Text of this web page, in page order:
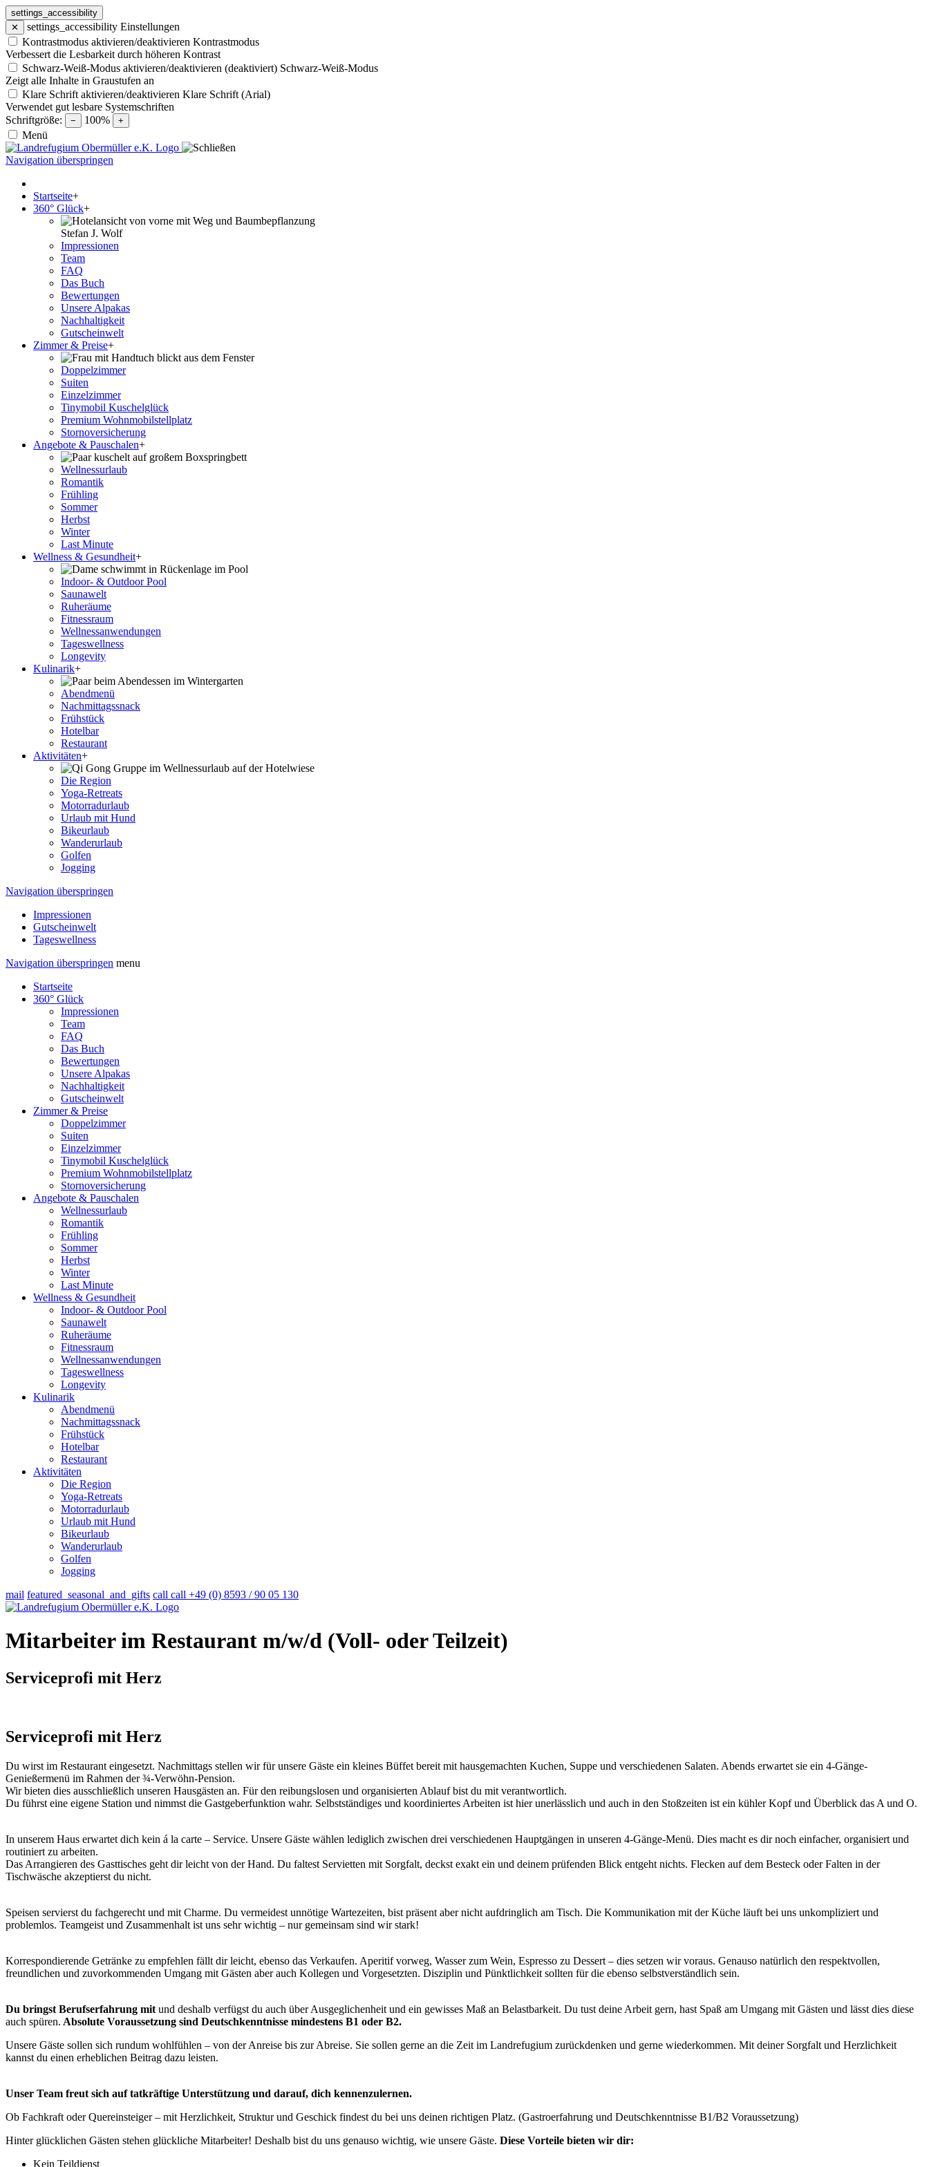
settings_accessibility
✕
settings_accessibility Einstellungen
Kontrastmodus aktivieren/deaktivieren Kontrastmodus
Verbessert die Lesbarkeit durch höheren Kontrast
Schwarz-Weiß-Modus aktivieren/deaktivieren (deaktiviert) Schwarz-Weiß-Modus
Zeigt alle Inhalte in Graustufen an
Klare Schrift aktivieren/deaktivieren Klare Schrift (Arial)
Verwendet gut lesbare Systemschriften
Schriftgröße:
− 100% +
Menü
Navigation überspringen
Startseite+
360° Glück+
Stefan J. Wolf
Impressionen
Team
FAQ
Das Buch
Bewertungen
Unsere Alpakas
Nachhaltigkeit
Gutscheinwelt
Zimmer & Preise+
Doppelzimmer
Suiten
Einzelzimmer
Tinymobil Kuschelglück
Premium Wohnmobilstellplatz
Stornoversicherung
Angebote & Pauschalen+
Wellnessurlaub
Romantik
Frühling
Sommer
Herbst
Winter
Last Minute
Wellness & Gesundheit+
Indoor- & Outdoor Pool
Saunawelt
Ruheräume
Fitnessraum
Wellness­anwendungen
Tageswellness
Longevity
Kulinarik+
Abendmenü
Nachmittagssnack
Frühstück
Hotelbar
Restaurant
Aktivitäten+
Die Region
Yoga-Retreats
Motorradurlaub
Urlaub mit Hund
Bikeurlaub
Wanderurlaub
Golfen
Jogging
Navigation überspringen
Impressionen
Gutscheinwelt
Tageswellness
Navigation überspringen menu
Startseite
360° Glück
Impressionen
Team
FAQ
Das Buch
Bewertungen
Unsere Alpakas
Nachhaltigkeit
Gutscheinwelt
Zimmer & Preise
Doppelzimmer
Suiten
Einzelzimmer
Tinymobil Kuschelglück
Premium Wohnmobilstellplatz
Stornoversicherung
Angebote & Pauschalen
Wellnessurlaub
Romantik
Frühling
Sommer
Herbst
Winter
Last Minute
Wellness & Gesundheit
Indoor- & Outdoor Pool
Saunawelt
Ruheräume
Fitnessraum
Wellness­anwendungen
Tageswellness
Longevity
Kulinarik
Abendmenü
Nachmittagssnack
Frühstück
Hotelbar
Restaurant
Aktivitäten
Die Region
Yoga-Retreats
Motorradurlaub
Urlaub mit Hund
Bikeurlaub
Wanderurlaub
Golfen
Jogging
mail featured_seasonal_and_gifts call call +49 (0) 8593 / 90 05 130
Mitarbeiter im Restaurant m/w/d (Voll- oder Teilzeit)
Serviceprofi mit Herz
Serviceprofi mit Herz
Du wirst im Restaurant eingesetzt. Nachmittags stellen wir für unsere Gäste ein kleines Büffet bereit mit hausgemachten Kuchen, Suppe und verschiedenen Salaten. Abends erwartet sie ein 4-Gänge-
Genießermenü im Rahmen der ¾-Verwöhn-Pension.
Wir bieten dies ausschließlich unseren Hausgästen an. Für den reibungslosen und organisierten Ablauf bist du mit verantwortlich.
Du führst eine eigene Station und nimmst die Gastgeberfunktion wahr. Selbstständiges und koordiniertes Arbeiten ist hier unerlässlich und auch in den Stoßzeiten ist ein kühler Kopf und Überblick das A und O.
In unserem Haus erwartet dich kein á la carte – Service. Unsere Gäste wählen lediglich zwischen drei verschiedenen Hauptgängen in unseren 4-Gänge-Menü. Dies macht es dir noch einfacher, organisiert und
routiniert zu arbeiten.
Das Arrangieren des Gasttisches geht dir leicht von der Hand. Du faltest Servietten mit Sorgfalt, deckst exakt ein und deinem prüfenden Blick entgeht nichts. Flecken auf dem Besteck oder Falten in der
Tischwäsche akzeptierst du nicht.
Speisen servierst du fachgerecht und mit Charme. Du vermeidest unnötige Wartezeiten, bist präsent aber nicht aufdringlich am Tisch. Die Kommunikation mit der Küche läuft bei uns unkompliziert und
problemlos. Teamgeist und Zusammenhalt ist uns sehr wichtig – nur gemeinsam sind wir stark!
Korrespondierende Getränke zu empfehlen fällt dir leicht, ebenso das Verkaufen. Aperitif vorweg, Wasser zum Wein, Espresso zu Dessert – dies setzen wir voraus. Genauso natürlich den respektvollen,
freundlichen und zuvorkommenden Umgang mit Gästen aber auch Kollegen und Vorgesetzten. Disziplin und Pünktlichkeit sollten für die ebenso selbstverständlich sein.
Du bringst Berufserfahrung mit und deshalb verfügst du auch über Ausgeglichenheit und ein gewisses Maß an Belastbarkeit. Du tust deine Arbeit gern, hast Spaß am Umgang mit Gästen und lässt dies diese
auch spüren. Absolute Voraussetzung sind Deutschkenntnisse mindestens B1 oder B2.
Unsere Gäste sollen sich rundum wohlfühlen – von der Anreise bis zur Abreise. Sie sollen gerne an die Zeit im Landrefugium zurückdenken und gerne wiederkommen. Mit deiner Sorgfalt und Herzlichkeit
kannst du einen erheblichen Beitrag dazu leisten.
Unser Team freut sich auf tatkräftige Unterstützung und darauf, dich kennenzulernen.
Ob Fachkraft oder Quereinsteiger – mit Herzlichkeit, Struktur und Geschick findest du bei uns deinen richtigen Platz. (Gastroerfahrung und Deutschkenntnisse B1/B2 Voraussetzung)
Hinter glücklichen Gästen stehen glückliche Mitarbeiter! Deshalb bist du uns genauso wichtig, wie unsere Gäste. Diese Vorteile bieten wir dir:
Kein Teildienst